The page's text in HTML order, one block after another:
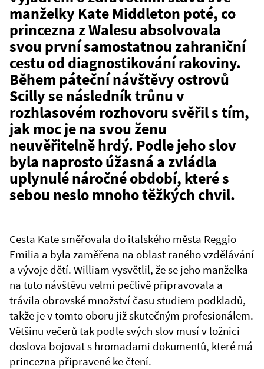
manželky Kate Middleton poté, co
princezna z Walesu absolvovala
svou první samostatnou zahraniční
cestu od diagnostikování rakoviny.
Během páteční návštěvy ostrovů
Scilly se následník trůnu v
rozhlasovém rozhovoru svěřil s tím,
jak moc je na svou ženu
neuvěřitelně hrdý. Podle jeho slov
byla naprosto úžasná a zvládla
uplynulé náročné období, které s
sebou neslo mnoho těžkých chvil.
Cesta Kate směřovala do italského města Reggio
Emilia a byla zaměřena na oblast raného vzdělávání
a vývoje dětí. William vysvětlil, že se jeho manželka
na tuto návštěvu velmi pečlivě připravovala a
trávila obrovské množství času studiem podkladů,
takže je v tomto oboru již skutečným profesionálem.
Většinu večerů tak podle svých slov musí v ložnici
doslova bojovat s hromadami dokumentů, které má
princezna připravené ke čtení.